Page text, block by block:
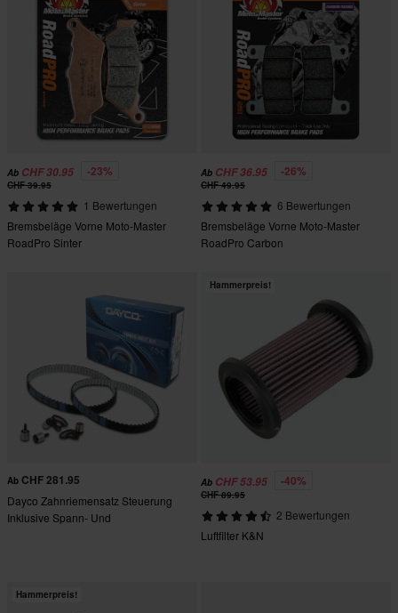
Ab CHF 30.95 -23%
CHF 39.95
1 Bewertungen
Bremsbeläge Vorne Moto-Master
RoadPro Sinter
Ab CHF 36.95 -26%
CHF 49.95
6 Bewertungen
Bremsbeläge Vorne Moto-Master
RoadPro Carbon
Ab CHF 281.95
Dayco Zahnriemensatz Steuerung
Inklusive Spann- Und
Hammerpreis!
Ab CHF 53.95 -40%
CHF 89.95
2 Bewertungen
Luftfilter K&N
Hammerpreis!